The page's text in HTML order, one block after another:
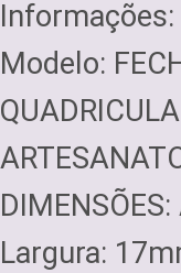
Informações:
Modelo:
Largura: